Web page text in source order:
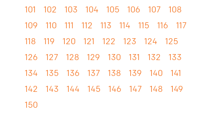
101
102 103 104 105 106 107
108
109
110 111 112 113 114 115 116
117
118
119 120 121 122 123 124
125
126
127 128 129 130 131 132
133
134
135 136 137 138 139 140
141
142
143 144 145 146 147 148
149
150